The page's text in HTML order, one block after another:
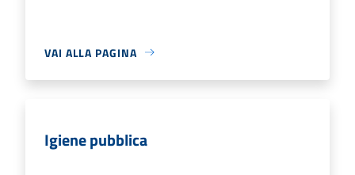
VAI ALLA PAGINA
Igiene pubblica